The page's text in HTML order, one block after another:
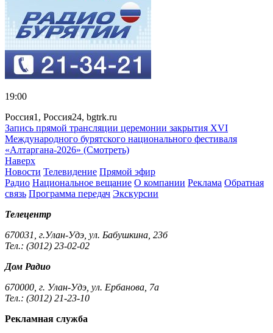
19:00
Россия1, Россия24, bgtrk.ru
Запись прямой трансляции церемонии закрытия XVI
Международного бурятского национального фестиваля
«Алтаргана-2026» (Смотреть)
Наверх
Новости Телевидение Прямой эфир
Радио Национальное вещание О компании Реклама Обратная
связь Программа передач Экскурсии
Телецентр
670031, г.Улан-Удэ, ул. Бабушкина, 23б
Тел.: (3012) 23-02-02
Дом Радио
670000, г. Улан-Удэ, ул. Ербанова, 7а
Тел.: (3012) 21-23-10
Рекламная служба